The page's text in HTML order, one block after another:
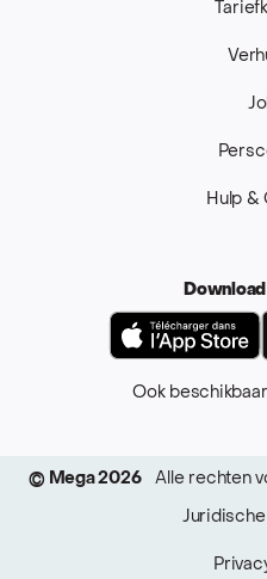
Hulp &
Ook
© Mega 2026 Alle rechten